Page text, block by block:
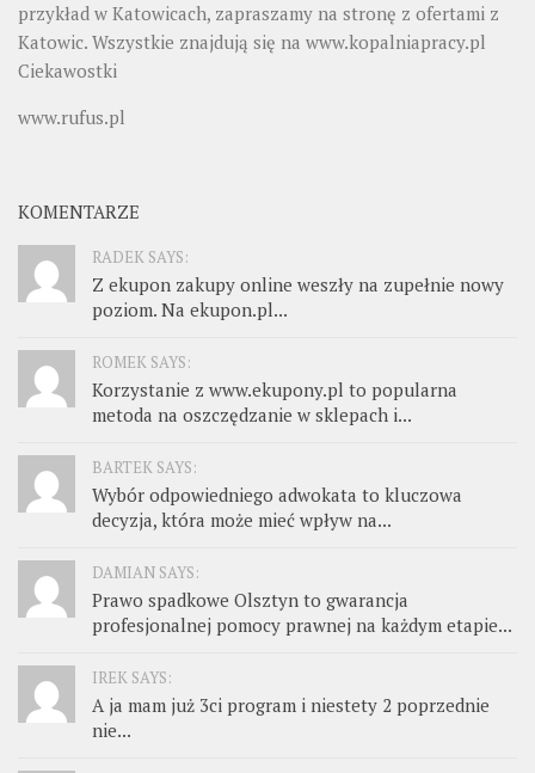
przykład w Katowicach, zapraszamy na stronę z ofertami z
Katowic. Wszystkie znajdują się na www.kopalniapracy.pl
Ciekawostki
www.rufus.pl
KOMENTARZE
RADEK SAYS:
Z ekupon zakupy online weszły na zupełnie nowy
poziom. Na ekupon.pl...
ROMEK SAYS:
Korzystanie z www.ekupony.pl to popularna
metoda na oszczędzanie w sklepach i...
BARTEK SAYS:
Wybór odpowiedniego adwokata to kluczowa
decyzja, która może mieć wpływ na...
DAMIAN SAYS:
Prawo spadkowe Olsztyn to gwarancja
profesjonalnej pomocy prawnej na każdym etapie...
IREK SAYS:
A ja mam już 3ci program i niestety 2 poprzednie
nie...